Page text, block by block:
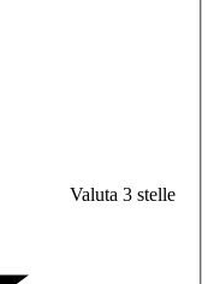
Valuta 3 stelle